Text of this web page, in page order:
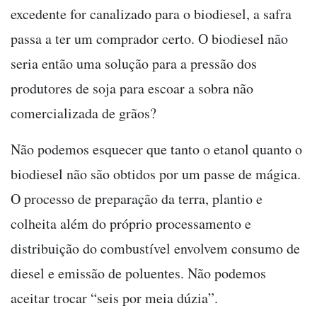
excedente for canalizado para o biodiesel, a safra
passa a ter um comprador certo. O biodiesel não
seria então uma solução para a pressão dos
produtores de soja para escoar a sobra não
comercializada de grãos?
Não podemos esquecer que tanto o etanol quanto o
biodiesel não são obtidos por um passe de mágica.
O processo de preparação da terra, plantio e
colheita além do próprio processamento e
distribuição do combustível envolvem consumo de
diesel e emissão de poluentes. Não podemos
aceitar trocar “seis por meia dúzia”.